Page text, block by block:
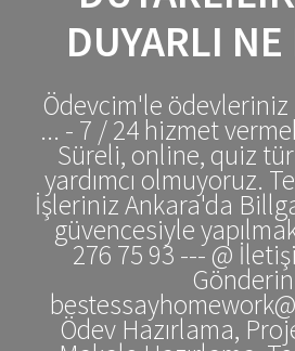
DUYARLI
Ödevcim'le ödevleriniz
... - 7 / 24 hizmet
Süreli, online, quiz
yardımcı olmuyoruz.
İşleriniz Ankara'da
güvencesiyle
276 75 93 --- @
Gönderin
Ödev Hazırlama,